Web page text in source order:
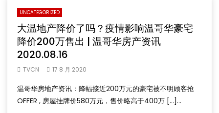
UNCATEGORIZED
大温地产降价了吗？疫情影响温哥华豪宅
降价200万售出 | 温哥华房产资讯
2020.08.16
TVCN 17 8 月 2020
温哥华房地产资讯：降幅接近200万元的豪宅被不明顾客抢
OFFER , 房屋挂牌价580万元，售价略高于400万 […]...